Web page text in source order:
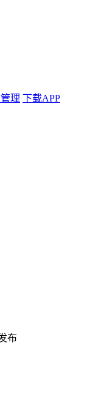
理 下载APP
布